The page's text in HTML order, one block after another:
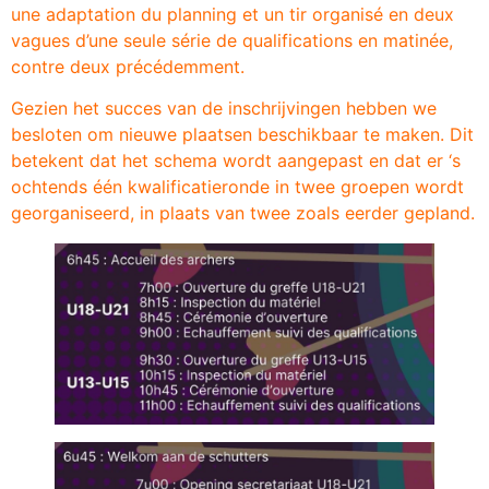
une adaptation du planning et un tir organisé en deux
vagues d’une seule série de qualifications en matinée,
contre deux précédemment.
Gezien het succes van de inschrijvingen hebben we
besloten om nieuwe plaatsen beschikbaar te maken. Dit
betekent dat het schema wordt aangepast en dat er ‘s
ochtends één kwalificatieronde in twee groepen wordt
georganiseerd, in plaats van twee zoals eerder gepland.